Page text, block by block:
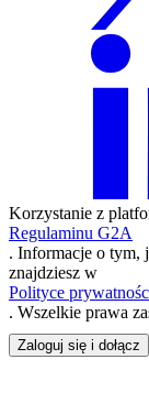
Korzystanie z
Regulaminu G2A
. Informacje o tym,
znajdziesz w
Polityce
. Wszelkie prawa
Zaloguj się i dołącz